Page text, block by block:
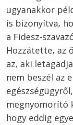
ugyanakkor
is bizonyítva,
a Fidesz-
Hozzátette, az
az, aki
nem beszél az
megnyomorító
hogy eddig